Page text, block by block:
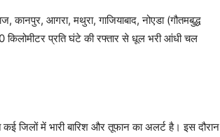
कानपुर, आगरा, मथुरा, गाजियाबाद, नोएडा (गौतमबुद्ध
किलोमीटर प्रति घंटे की रफ्तार से धूल भरी आंधी चल
जिलों में भारी बारिश और तूफान का अलर्ट है। इस दौरान